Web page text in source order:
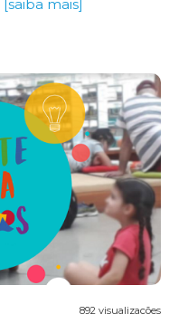
[saiba mais]
892 visualizações